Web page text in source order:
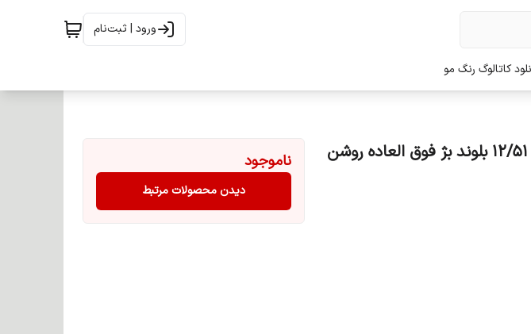
ورود | ثبت‌نام
کاتالوگ رنگ مو
ناموجود
دیدن محصولات مرتبط